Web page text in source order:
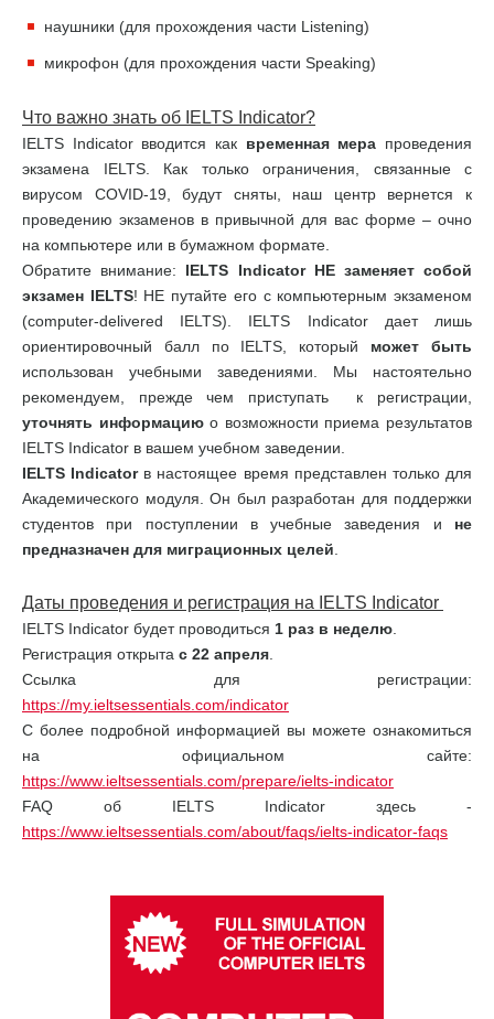
наушники (для прохождения части Listening)
микрофон (для прохождения части Speaking)
Что важно знать об IELTS Indicator?
IELTS Indicator вводится как временная мера проведения
экзамена IELTS. Как только ограничения, связанные с
вирусом COVID-19, будут сняты, наш центр вернется к
проведению экзаменов в привычной для вас форме – очно
на компьютере или в бумажном формате.
Обратите внимание: IELTS Indicator НЕ заменяет собой
экзамен IELTS! НЕ путайте его с компьютерным экзаменом
(computer-delivered IELTS). IELTS Indicator дает лишь
ориентировочный балл по IELTS, который может быть
использован учебными заведениями. Мы настоятельно
рекомендуем, прежде чем приступать к регистрации,
уточнять информациюо возможности приема результатов
IELTS Indicator в вашем учебном заведении.
IELTS Indicatorв настоящее время представлен только для
Академического модуля. Он был разработан для поддержки
студентов при поступлении в учебные заведения и не
предназначен для миграционных целей
Даты проведения и регистрация на IELTS Indicator
IELTS Indicator будет проводиться 1 раз в неделю
Регистрация открыта с 22 апреля
Ссылка для регистрации:
https://my.ieltsessentials.com/indicator
С более подробной информацией вы можете ознакомиться
на официальном сайте:
https://www.ieltsessentials.com/prepare/ielts-indicator
FAQ об IELTS Indicator здесь -
https://www.ieltsessentials.com/about/faqs/ielts-indicator-faqs